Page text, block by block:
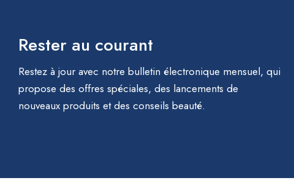
Rester au courant
Restez à jour avec notre bulletin électronique mensuel, qui
propose des offres spéciales, des lancements de
nouveaux produits et des conseils beauté.